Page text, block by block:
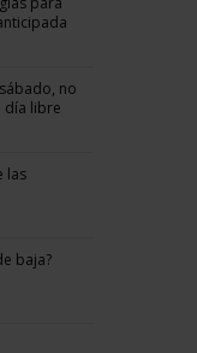
no
día libre
las
baja?